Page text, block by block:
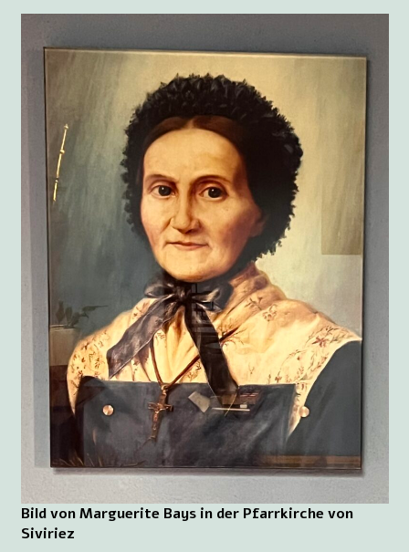
Bild von Marguerite Bays in der Pfarrkirche von
Siviriez